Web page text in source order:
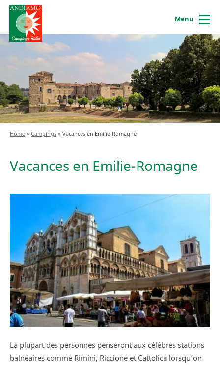
Menu
Home » Campings » Vacances en Emilie-Romagne
Vacances en Emilie-Romagne
La plupart des personnes penseront aux célèbres stations
balnéaires comme Rimini, Riccione et Cattolica lorsqu’on